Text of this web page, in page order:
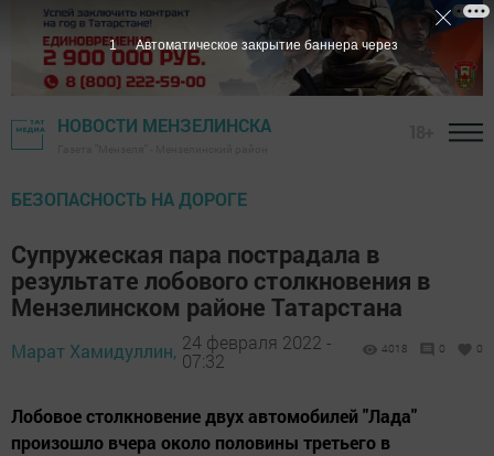
НОВОСТИ МЕНЗЕЛИНСКА
БЕЗОПАСНОСТЬ НА ДОРОГЕ
Супружеская пара пострадала в
результате лобового столкновения в
Мензелинском районе Татарстана
Марат Хамидуллин, 24 февраля 2022 -
07:32
4018 0 0
Лобовое столкновение двух автомобилей "Лада"
произошло вчера около половины третьего в